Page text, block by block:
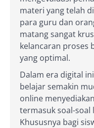
materi yang telah
para guru dan
matang sangat
kelancaran proses
yang optimal.
Dalam era digital
belajar semakin
online
termasuk soal-soal
Khususnya bagi